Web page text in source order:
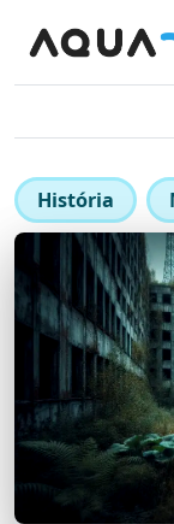
História